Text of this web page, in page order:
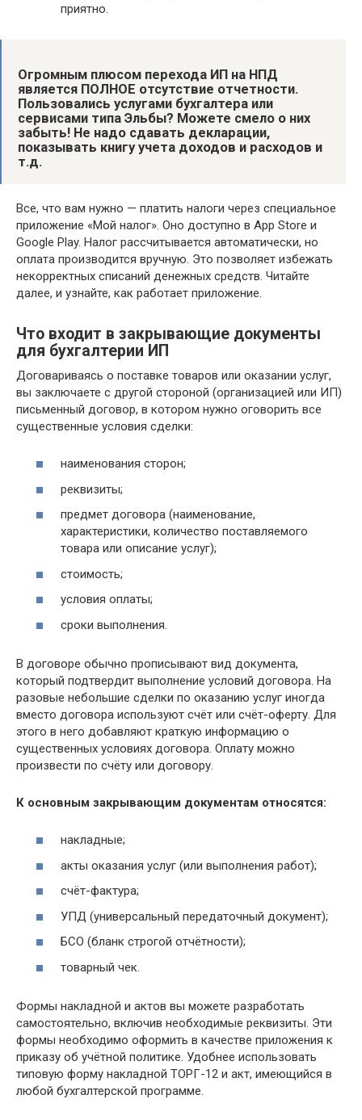
приятно.
Огромным плюсом перехода ИП на НПД
является ПОЛНОЕ отсутствие отчетности.
Пользовались услугами бухгалтера или
сервисами типа Эльбы? Можете смело о них
забыть! Не надо сдавать декларации,
показывать книгу учета доходов и расходов и
т.д.
Все, что вам нужно — платить налоги через специальное
приложение «Мой налог». Оно доступно в App Store и
Google Play. Налог рассчитывается автоматически, но
оплата производится вручную. Это позволяет избежать
некорректных списаний денежных средств. Читайте
далее, и узнайте, как работает приложение.
Что входит в закрывающие документы
для бухгалтерии ИП
Договариваясь о поставке товаров или оказании услуг,
вы заключаете с другой стороной (организацией или ИП)
письменный договор, в котором нужно оговорить все
существенные условия сделки:
наименования сторон;
реквизиты;
предмет договора (наименование,
характеристики, количество поставляемого
товара или описание услуг);
стоимость;
условия оплаты;
сроки выполнения.
В договоре обычно прописывают вид документа,
который подтвердит выполнение условий договора. На
разовые небольшие сделки по оказанию услуг иногда
вместо договора используют счёт или счёт-оферту. Для
этого в него добавляют краткую информацию о
существенных условиях договора. Оплату можно
произвести по счёту или договору.
К основным закрывающим документам относятся:
накладные;
акты оказания услуг (или выполнения работ);
счёт-фактура;
УПД (универсальный передаточный документ);
БСО (бланк строгой отчётности);
товарный чек.
Формы накладной и актов вы можете разработать
самостоятельно, включив необходимые реквизиты. Эти
формы необходимо оформить в качестве приложения к
приказу об учётной политике. Удобнее использовать
типовую форму накладной ТОРГ-12 и акт, имеющийся в
любой бухгалтерской программе.